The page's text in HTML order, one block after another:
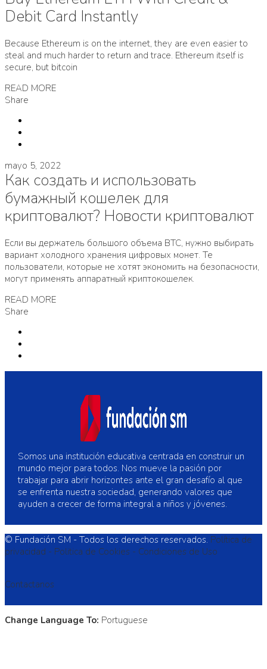
Debit Card Instantly
Because Ethereum is on the internet, they are even easier to
steal and much harder to return and trace. Ethereum itself is
secure, but bitcoin
READ MORE
Share
mayo 5, 2022
Как создать и использовать
бумажный кошелек для
криптовалют? Новости криптовалют
Если вы держатель большого объема BTC, нужно выбирать
вариант холодного хранения цифровых монет. Те
пользователи, которые не хотят экономить на безопасности,
могут применять аппаратный криптокошелек.
READ MORE
Share
Somos una institución educativa centrada en construir un
mundo mejor para todos. Nos mueve la pasión por
trabajar para abrir horizontes ante el gran desafío al que
se enfrenta nuestra sociedad, generando valores que
ayuden a crecer de forma integral a niños y jóvenes.
© Fundación SM - Todos los derechos reservados. Política de
privacidad - Politica de Cookies - Condiciones de Uso
Contactanos
Change Language To: Portuguese